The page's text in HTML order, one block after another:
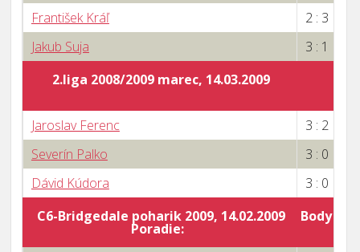
František Kráľ
2 : 3
Jakub Suja
3 : 1
2.liga 2008/2009 marec, 14.03.2009
Jaroslav Ferenc
3 : 2
Severín Palko
3 : 0
Dávid Kúdora
3 : 0
C6-Bridgedale poharik 2009, 14.02.2009
Poradie:
Body za